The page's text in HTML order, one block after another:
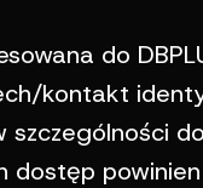
do
kontakt